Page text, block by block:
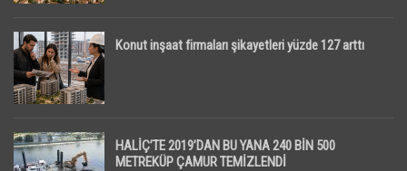
Konut inşaat firmaları şikayetleri yüzde 127 arttı
HALİÇ’TE 2019’DAN BU YANA 240 BİN 500
METREKÜP ÇAMUR TEMİZLENDİ